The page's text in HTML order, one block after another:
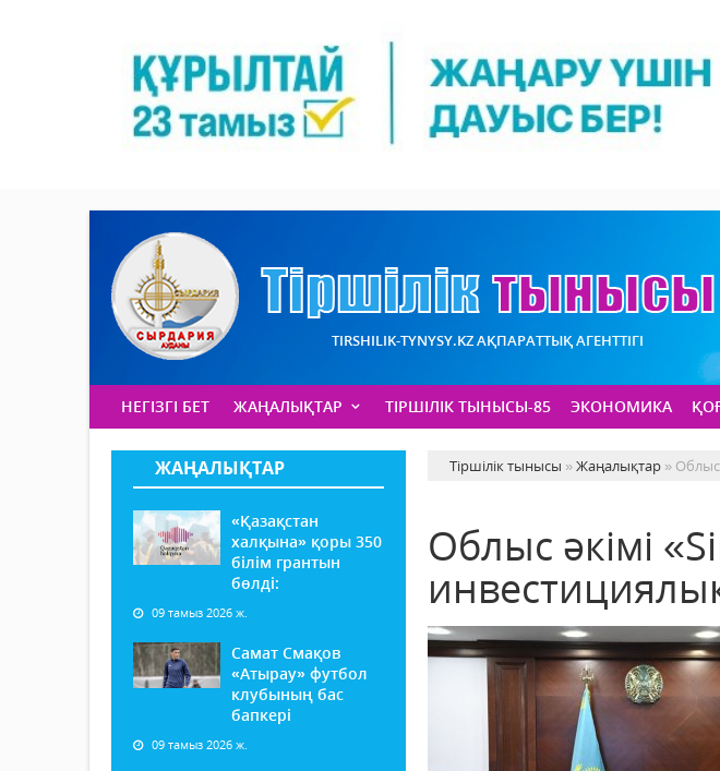
TIRSHILIK-TYNYSY.KZ АҚПАРАТТЫҚ АГЕНТТІГІ
НЕГІЗГІ БЕТ ЖАҢАЛЫҚТАР ТІРШІЛІК ТЫНЫСЫ-85 ЭКОНОМИКА
ЖАҢАЛЫҚТАР
«Қазақстан
халқына» қоры 350
білім грантын
бөлді:
09 тамыз 2026 ж.
Самат Смақов
«Атырау» футбол
клубының бас
бапкері
09 тамыз 2026 ж.
Тіршілік тынысы »Жаңалықтар »
Облыс әкімі